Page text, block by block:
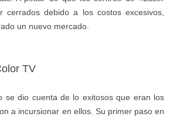
cerrados debido a los costos excesivos,
un nuevo mercado.
TV
se dio cuenta de lo exitosos que eran los
a incursionar en ellos. Su primer paso en